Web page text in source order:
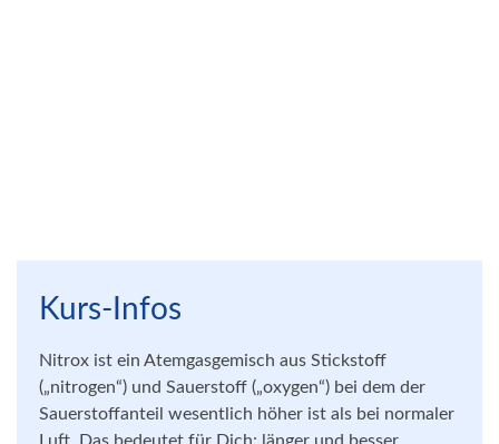
Kurs-Infos
Nitrox ist ein Atemgasgemisch aus Stickstoff
(„nitrogen“) und Sauerstoff („oxygen“) bei dem der
Sauerstoffanteil wesentlich höher ist als bei normaler
Luft. Das bedeutet für Dich: länger und besser